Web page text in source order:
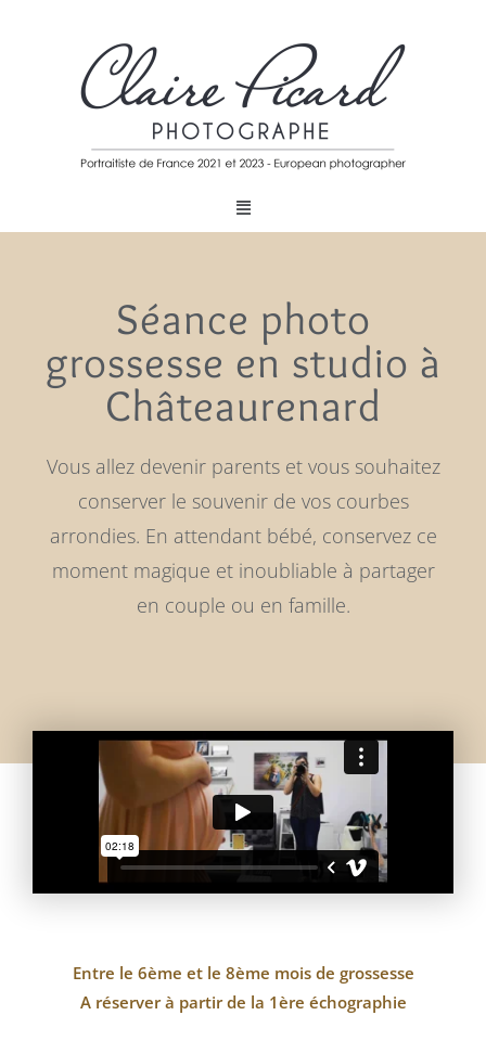
Séance photo
grossesse en studio à
Châteaurenard
Vous allez devenir parents et vous souhaitez
conserver le souvenir de vos courbes
arrondies. En attendant bébé, conservez ce
moment magique et inoubliable à partager
en couple ou en famille.
Entre le 6ème et le 8ème mois de grossesse
A réserver à partir de la 1ère échographie